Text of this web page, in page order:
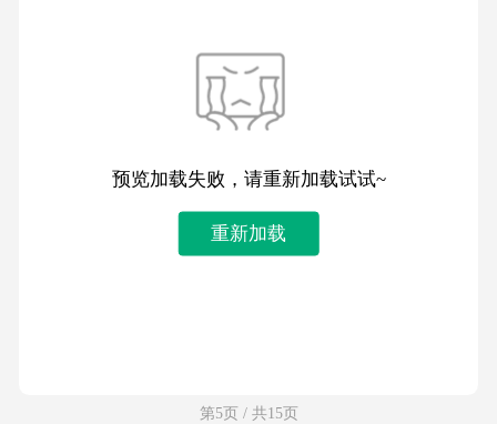
预览加载失败，请重新加载试试~
重新加载
第5页 / 共15页